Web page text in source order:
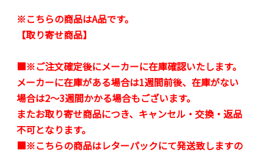
※こちらの商品はA品です。
【取り寄せ商品】
■※ご注文確定後にメーカーに在庫確認いたします。
メーカーに在庫がある場合は1週間前後、在庫がない
場合は2～3週間かかる場合もございます。
またお取り寄せ商品につき、キャンセル・交換・返品
不可となります。
■※こちらの商品はレターパックにて発送致しますの